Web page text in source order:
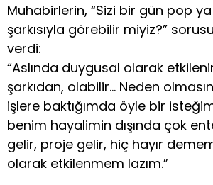
Muhabirlerin, “Sizi bir gün pop
şarkısıyla görebilir miyiz?”
verdi:
“Aslında duygusal olarak
şarkıdan, olabilir… Neden
işlere baktığımda öyle bir
benim hayalimin dışında çok
gelir, proje gelir, hiç hayır
olarak etkilenmem lazım.”